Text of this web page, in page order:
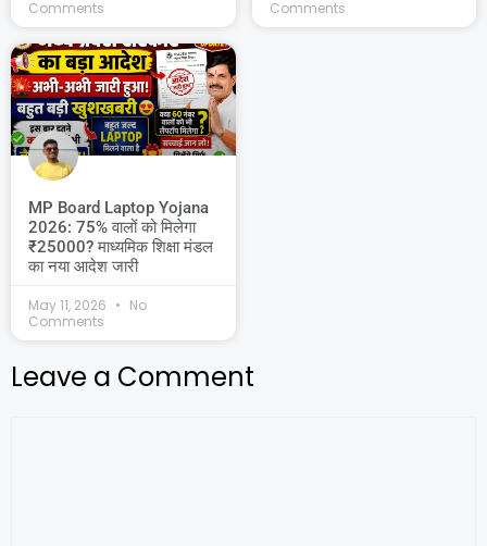
Comments
Comments
MP Board Laptop Yojana
2026: 75% वालों को मिलेगा
₹25000? माध्यमिक शिक्षा मंडल
का नया आदेश जारी
May 11, 2026
No
Comments
Leave a Comment